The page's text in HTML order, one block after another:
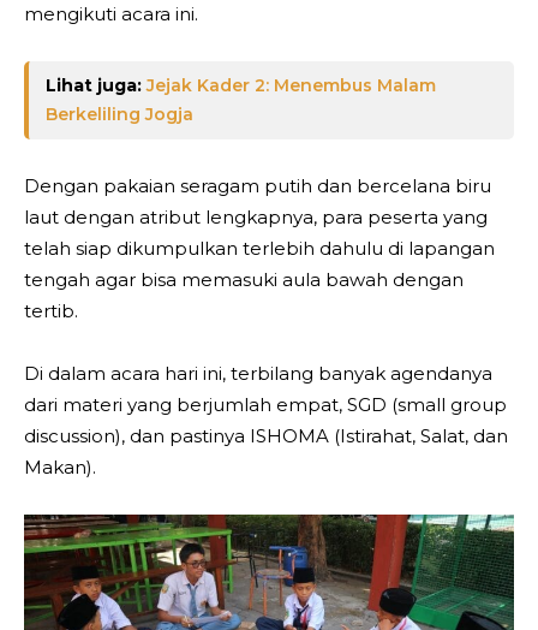
mengikuti acara ini.
Lihat juga: Jejak Kader 2: Menembus Malam
Berkeliling Jogja
Dengan pakaian seragam putih dan bercelana biru
laut dengan atribut lengkapnya, para peserta yang
telah siap dikumpulkan terlebih dahulu di lapangan
tengah agar bisa memasuki aula bawah dengan
tertib.
Di dalam acara hari ini, terbilang banyak agendanya
dari materi yang berjumlah empat, SGD (small group
discussion), dan pastinya ISHOMA (Istirahat, Salat, dan
Makan).